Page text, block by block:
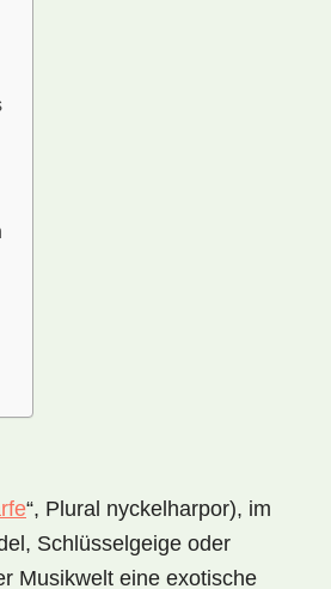
“, Plural nyckelharpor), im
Schlüsselgeige oder
Musikwelt eine exotische